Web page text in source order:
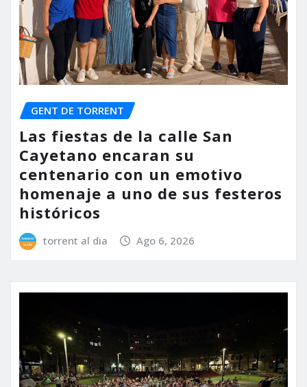
GENT DE TORRENT
Las fiestas de la calle San
Cayetano encaran su
centenario con un emotivo
homenaje a uno de sus festeros
históricos
torrent al dia Ago 6, 2026